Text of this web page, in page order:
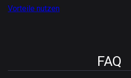
Vorteile nutzen
FAQ